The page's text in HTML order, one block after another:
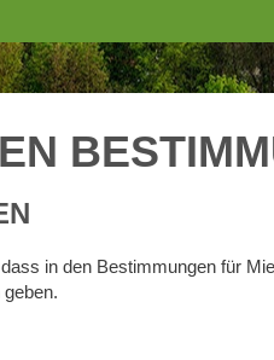
in den Bestimmungen für